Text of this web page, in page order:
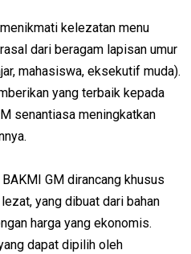
kelezatan menu
dari beragam lapisan umur
mahasiswa, eksekutif muda).
yang terbaik kepada
senantiasa meningkatkan
GM dirancang khusus
yang dibuat dari bahan
harga yang ekonomis.
dapat dipilih oleh